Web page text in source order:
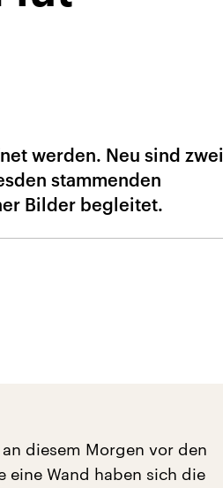
werden. Neu sind zwei
stammenden
Bilder begleitet.
diesem Morgen vor den
eine Wand haben sich die